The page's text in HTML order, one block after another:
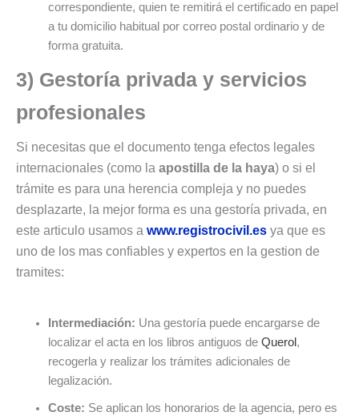
correspondiente, quien te remitirá el certificado en papel
a tu domicilio habitual por correo postal ordinario y de
forma gratuita.
3) Gestoría privada y servicios
profesionales
Si necesitas que el documento tenga efectos legales
internacionales (como la apostilla de la haya) o si el
trámite es para una herencia compleja y no puedes
desplazarte, la mejor forma es una gestoría privada, en
este articulo usamos a www.registrocivil.es ya que es
uno de los mas confiables y expertos en la gestion de
tramites:
Intermediación: Una gestoría puede encargarse de
localizar el acta en los libros antiguos de Querol ,
recogerla y realizar los trámites adicionales de
legalización.
Coste: Se aplican los honorarios de la agencia, pero es